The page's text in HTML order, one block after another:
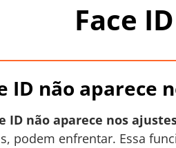
Face
ID não aparece
ID não aparece nos
podem enfrentar. Essa